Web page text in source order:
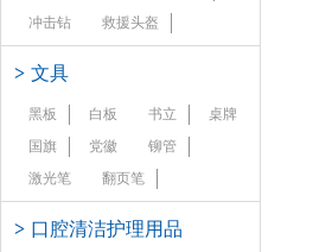
冲击钻
救援头盔
> 文具
黑板 白板 书立
桌牌
国旗
党徽
铆管
激光笔
翻页笔
> 口腔清洁护理用品